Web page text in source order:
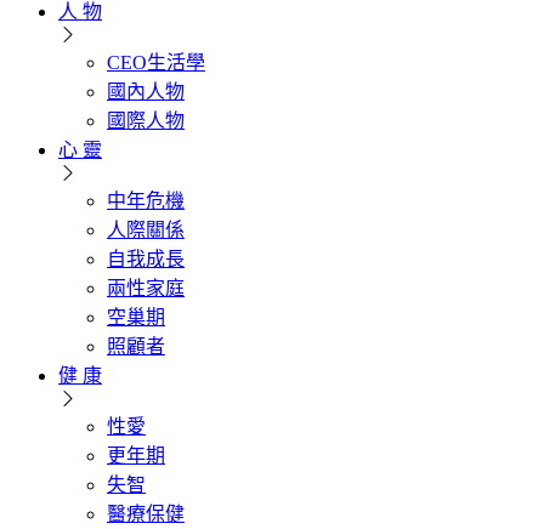
人 物
CEO生活學
國內人物
國際人物
心 靈
中年危機
人際關係
自我成長
兩性家庭
空巢期
照顧者
健 康
性愛
更年期
失智
醫療保健